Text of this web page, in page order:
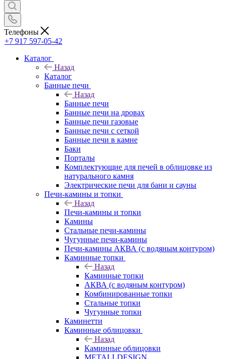
Телефоны
+7 917 597-05-42
Каталог
Назад
Каталог
Банные печи
Назад
Банные печи
Банные печи на дровах
Банные печи газовые
Банные печи с сеткой
Банные печи в камне
Баки
Порталы
Комплектующие для печей в облицовке из
натурального камня
Электрические печи для бани и сауны
Печи-камины и топки
Назад
Печи-камины и топки
Камины
Стальные печи-камины
Чугунные печи-камины
Печи-камины АКВА (с водяным контуром)
Каминные топки
Назад
Каминные топки
АКВА (с водяным контуром)
Комбинированные топки
Стальные топки
Чугунные топки
Каминетти
Каминные облицовки
Назад
Каминные облицовки
METALLDESIGN